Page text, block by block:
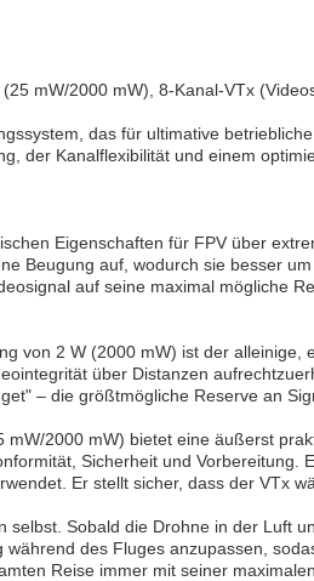
mW/2000 mW), 8-Kanal-VTx
das für ultimative
der Kanalflexibilität und einem
Eigenschaften für FPV über
Beugung auf, wodurch sie besser
auf seine maximal mögliche
von 2 W (2000 mW) ist der
über Distanzen
– die größtmögliche Reserve an
2000 mW) bietet eine äußerst
Sicherheit und Vorbereitung.
Er stellt sicher, dass der VTx
Sobald die Drohne in der Luft
des Fluges anzupassen,
Reise immer mit seiner